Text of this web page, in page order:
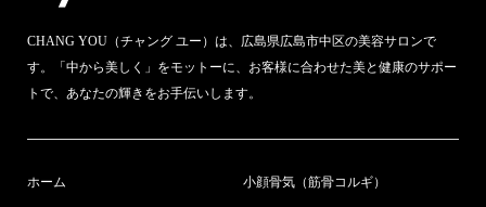
CHANG YOU（チャング ユー）は、広島県広島市中区の美容サロンで
す。「中から美しく」をモットーに、お客様に合わせた美と健康のサポー
トで、あなたの輝きをお手伝いします。
ホーム 小顔骨気（筋骨コルギ）